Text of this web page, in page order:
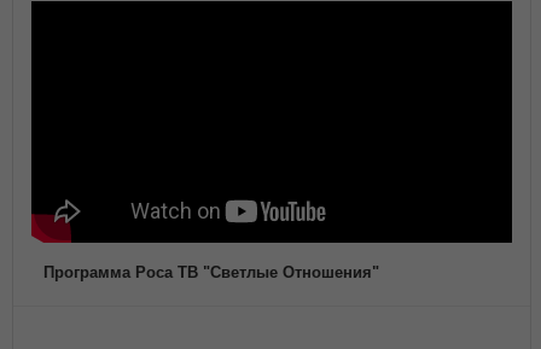
Программа Роса ТВ "Светлые Отношения"